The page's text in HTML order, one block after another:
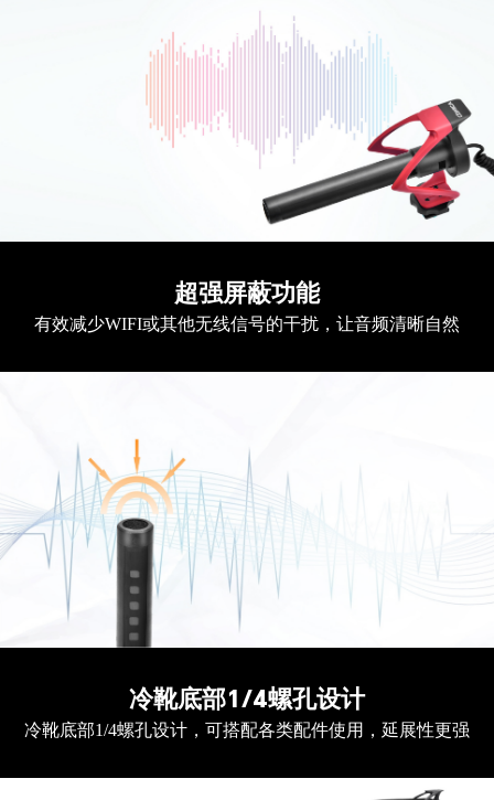
超强屏蔽功能
有效减少WIFI或其他无线信号的干扰，让音频清晰自然
冷靴底部1/4螺孔设计
冷靴底部1/4螺孔设计，可搭配各类配件使用，延展性更强